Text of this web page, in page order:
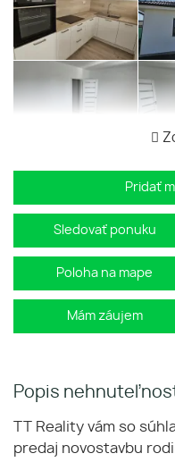
Pridať
Sledovať ponuku
Poloha na mape
Mám záujem
Popis
TT Reality vám so
predaj novostavbu